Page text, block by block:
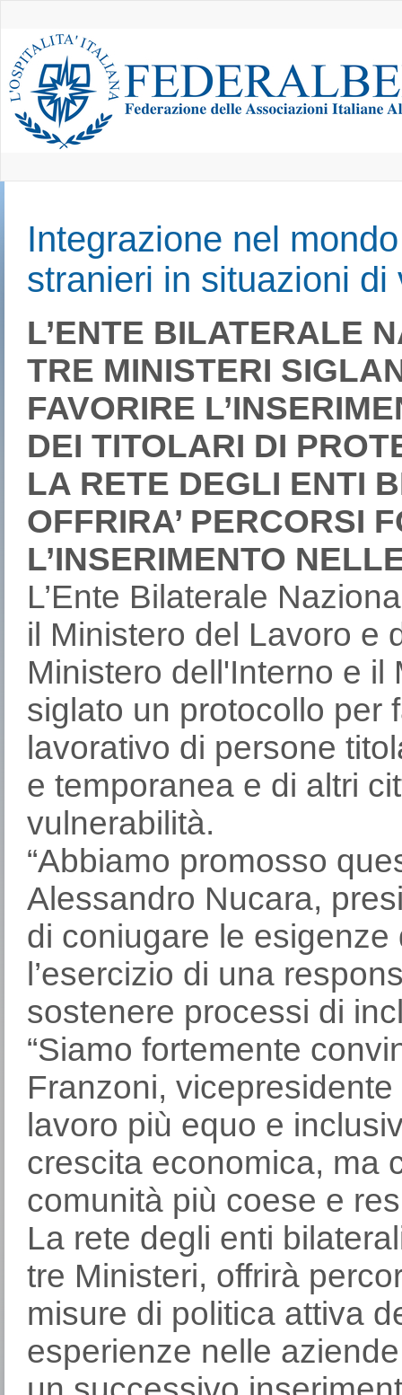
Integrazione nel
stranieri in situazioni di
L’ENTE BILATERALE
TRE MINISTERI
FAVORIRE
DEI TITOLARI DI
LA RETE DEGLI ENTI
OFFRIRA’ PERCORSI
L’INSERIMENTO
L’Ente Bilaterale
il Ministero del Lavoro e
Ministero dell'Interno e il
siglato un protocollo per
lavorativo di persone
e temporanea e di altri
vulnerabilità.
“Abbiamo promosso
Alessandro Nucara,
di coniugare le
l’esercizio di una
sostenere processi di
“Siamo fortemente
Franzoni,
lavoro più equo e
crescita economica, ma
comunità più coese e
La rete degli enti
tre Ministeri, offrirà
misure di politica attiva
esperienze nelle